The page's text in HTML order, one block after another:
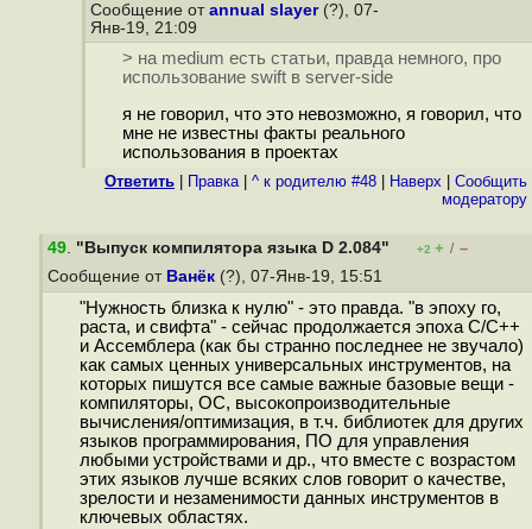
Сообщение от annual slayer(?), 07-
Янв-19, 21:09
> на medium есть статьи, правда немного, про
использование swift в server-side
я не говорил, что это невозможно, я говорил, что
мне не известны факты реального
использования в проектах
Ответить Правка| ^ к родителю #48 Наверх
Cообщить
модератору
49. "Выпуск компилятора языка D 2.084" +2 + / –
Сообщение от Ванёк (?), 07-Янв-19, 15:51
"Нужность близка к нулю" - это правда. "в эпоху го,
раста, и свифта" - сейчас продолжается эпоха C/C++
и Ассемблера (как бы странно последнее не звучало)
как самых ценных универсальных инструментов, на
которых пишутся все самые важные базовые вещи -
компиляторы, ОС, высокопроизводительные
вычисления/оптимизация, в т.ч. библиотек для других
языков программирования, ПО для управления
любыми устройствами и др., что вместе с возрастом
этих языков лучше всяких слов говорит о качестве,
зрелости и незаменимости данных инструментов в
ключевых областях.